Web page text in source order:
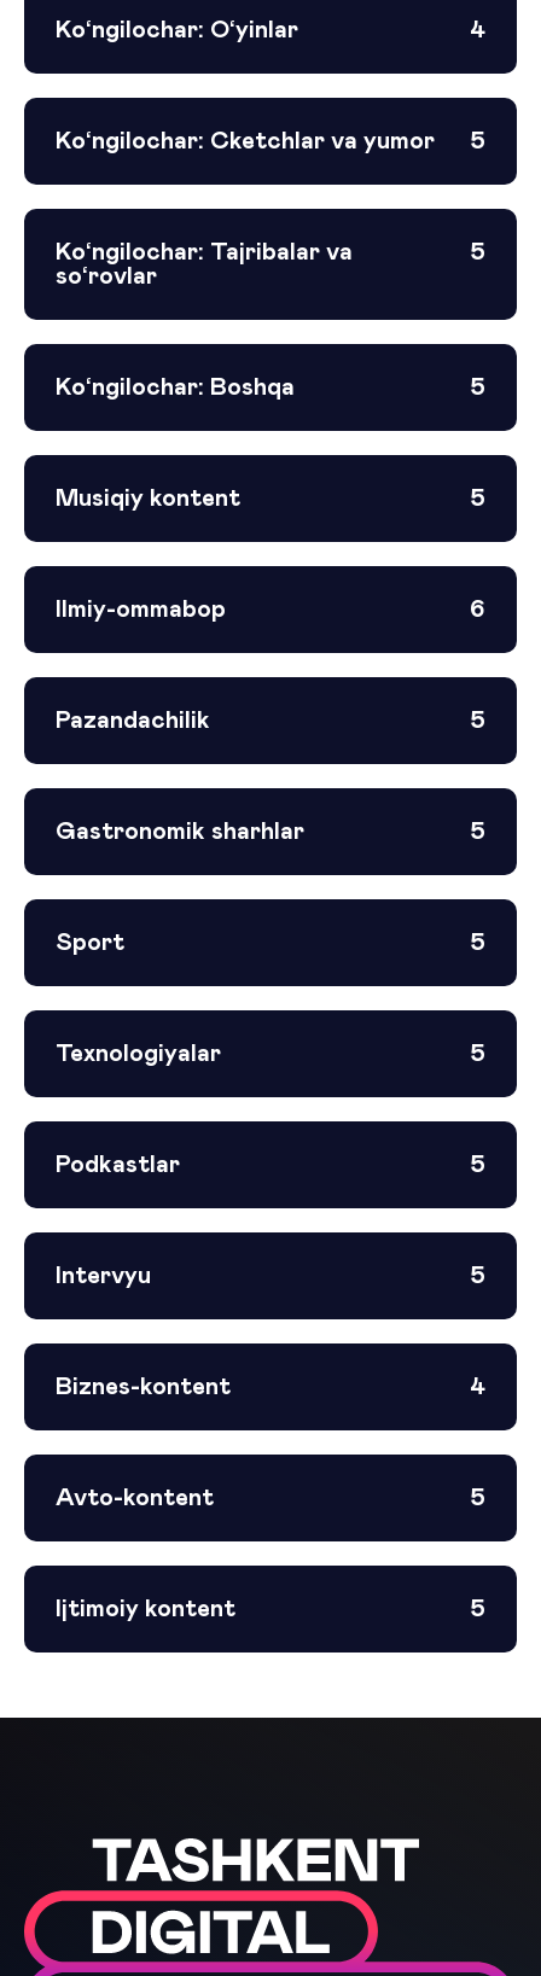
Ko‘ngilochar: O‘yinlar 4
Ko‘ngilochar: Cketchlar va yumor 5
Ko‘ngilochar: Tajribalar va
so‘rovlar
5
Ko‘ngilochar: Boshqa 5
Musiqiy kontent 5
Ilmiy-ommabop 6
Pazandachilik 5
Gastronomik sharhlar 5
Sport 5
Texnologiyalar 5
Podkastlar 5
Intervyu 5
Biznes-kontent 4
Avto-kontent 5
Ijtimoiy kontent 5